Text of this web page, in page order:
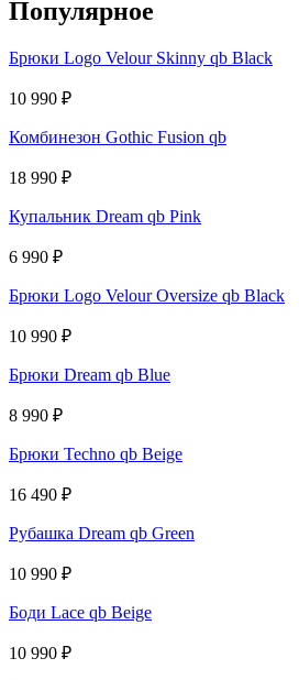
Популярное
Брюки Logo Velour Skinny qb Black
10 990 ₽
Комбинезон Gothic Fusion qb
18 990 ₽
Купальник Dream qb Pink
6 990 ₽
Брюки Logo Velour Oversize qb Black
10 990 ₽
Брюки Dream qb Blue
8 990 ₽
Брюки Techno qb Beige
16 490 ₽
Рубашка Dream qb Green
10 990 ₽
Боди Lace qb Beige
10 990 ₽